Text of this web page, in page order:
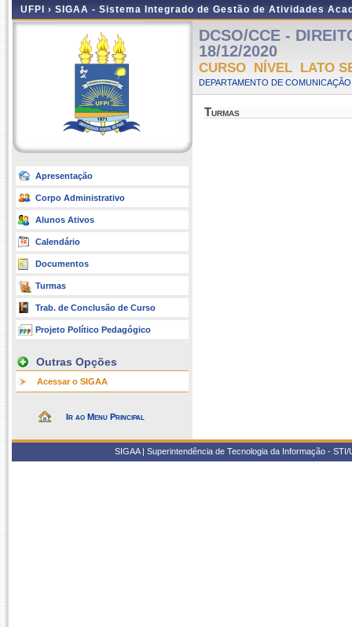
UFPI › SIGAA - Sistema Integrado de Gestão de Atividades
Apresentação
Corpo Administrativo
Alunos Ativos
Calendário
Documentos
Turmas
Trab. de Conclusão de Curso
Projeto Político Pedagógico
Outras Opções
Acessar o SIGAA
Ir ao Menu Principal
DCSO/CCE -
18/12/2020
CURSO NÍVEL LATO
DEPARTAMENTO DE
Turmas
SIGAA | Superintendência de Tecnologia da Informação -